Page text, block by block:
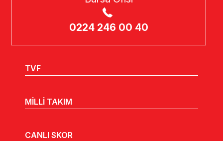
0224 246 00 40
TVF
MİLLİ TAKIM
CANLI SKOR